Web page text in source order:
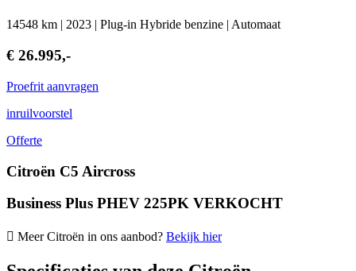
14548 km | 2023 | Plug-in Hybride benzine | Automaat
€ 26.995,-
Proefrit aanvragen
inruilvoorstel
Offerte
Citroën C5 Aircross
Business Plus PHEV 225PK VERKOCHT
Meer Citroën in ons aanbod? Bekijk hier